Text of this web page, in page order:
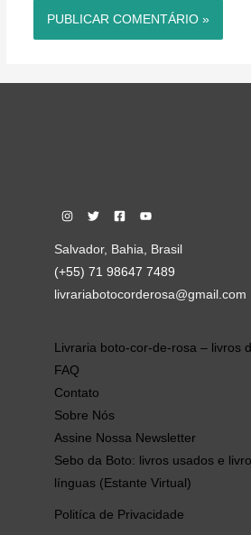
Salvador, Bahia, Brasil
(+55) 71 98647 7489
livrariabotocorderosa@gmail.com
Livraria boto-cor-de-rosa – livros
FAQ
Contato
Sobre Nós
Assine Nossa Newsletter
Sebo da Boto: livros usados e
línguas (Estante Virtual)
Politíca de Privacidade